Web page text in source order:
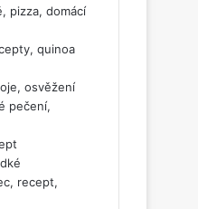
pizza, domácí
quinoa
osvěžení
pečení,
recept,